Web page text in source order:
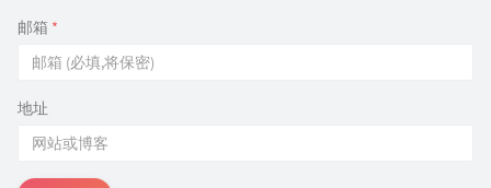
邮箱 *
地址